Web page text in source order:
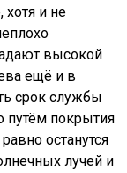
хотя и не
высокой
ещё и в
срок службы
покрытия
останутся
лучей и